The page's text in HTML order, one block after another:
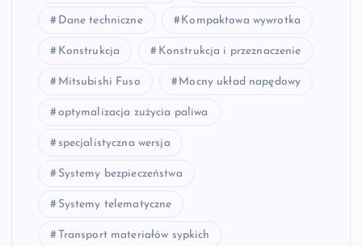
Dane techniczne Kompaktowa wywrotka
Konstrukcja Konstrukcja i przeznaczenie
Mitsubishi Fuso Mocny układ napędowy
optymalizacja zużycia paliwa
specjalistyczna wersja
Systemy bezpieczeństwa
Systemy telematyczne
Transport materiałów sypkich